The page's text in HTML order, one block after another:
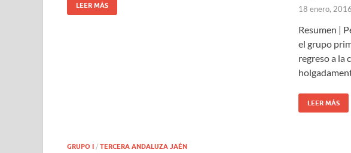
LEER MÁS 18 enero, 2016
Resumen |
el grupo
regreso a la
LEER MÁS
GRUPO I / TERCERA ANDALUZA JAÉN